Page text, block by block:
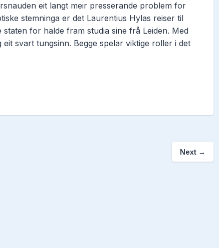
eit langt meir presserande problem for
stemninga er det Laurentius Hylas reiser til
for halde fram studia sine frå Leiden. Med
svart tungsinn. Begge spelar viktige roller i det
Next →